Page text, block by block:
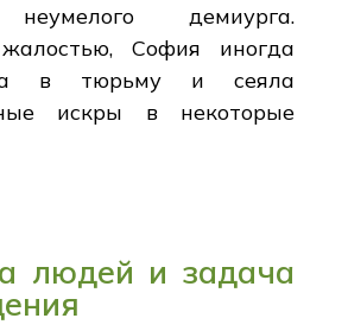
демиурга.
София иногда
в тюрьму и сеяла
искры в некоторые
людей и задача